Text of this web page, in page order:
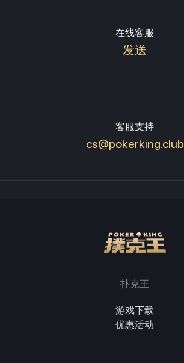
在线客服
发送
客服支持
cs@pokerking.club
扑克王
游戏下载
优惠活动